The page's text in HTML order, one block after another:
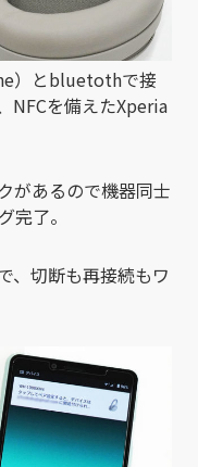
）とbluetothで接
NFCを備えたXperia
があるので機器同士
完了。
、切断も再接続もワ